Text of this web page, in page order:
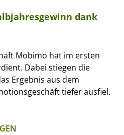
dank
Mobimo hat im ersten
Dabei stiegen die
Ergebnis aus dem
tiefer ausfiel.